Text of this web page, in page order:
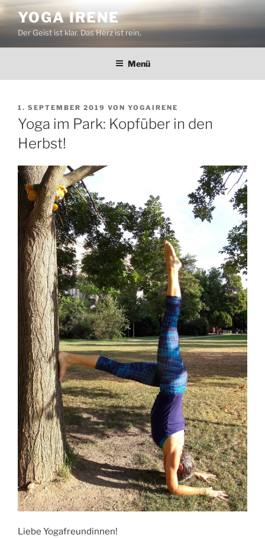
Zum
Inhalt
springen
YOGA IRENE
Der Geist ist klar. Das Herz ist rein.
Menü
VERÖFFENTLICHT
AM
1. SEPTEMBER 2019 VON YOGAIRENE
Yoga im Park: Kopfüber in den
Herbst!
Liebe Yogafreundinnen!